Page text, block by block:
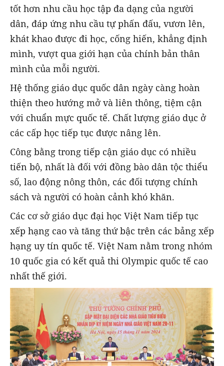
tốt hơn nhu cầu học tập đa dạng của người
dân, đáp ứng nhu cầu tự phấn đấu, vươn lên,
khát khao được đi học, cống hiến, khẳng định
mình, vượt qua giới hạn của chính bản thân
mình của mỗi người.
Hệ thống giáo dục quốc dân ngày càng hoàn
thiện theo hướng mở và liên thông, tiệm cận
với chuẩn mực quốc tế. Chất lượng giáo dục ở
các cấp học tiếp tục được nâng lên.
Công bằng trong tiếp cận giáo dục có nhiều
tiến bộ, nhất là đối với đồng bào dân tộc thiểu
số, lao động nông thôn, các đối tượng chính
sách và người có hoàn cảnh khó khăn.
Các cơ sở giáo dục đại học Việt Nam tiếp tục
xếp hạng cao và tăng thứ bậc trên các bảng xếp
hạng uy tín quốc tế. Việt Nam nằm trong nhóm
10 quốc gia có kết quả thi Olympic quốc tế cao
nhất thế giới.